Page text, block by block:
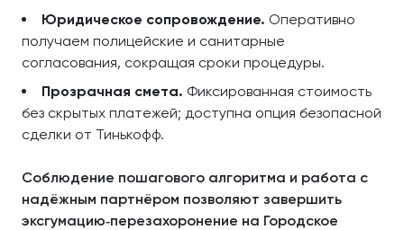
Юридическое сопровождение. Оперативно
получаем полицейские и санитарные
согласования, сокращая сроки процедуры.
Прозрачная смета. Фиксированная стоимость
без скрытых платежей; доступна опция безопасной
сделки от Тинькофф.
Соблюдение пошагового алгоритма и работа с
надёжным партнёром позволяют завершить
эксгумацию‑перезахоронение на Городское